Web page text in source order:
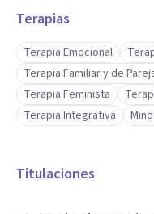
Terapias
Terapia Emocional
Terapia Familiar y de
Terapia Feminista
Terapia Integrativa
Titulaciones